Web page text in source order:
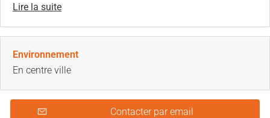
Lire la suite
Environnement
En centre ville
Contacter par email